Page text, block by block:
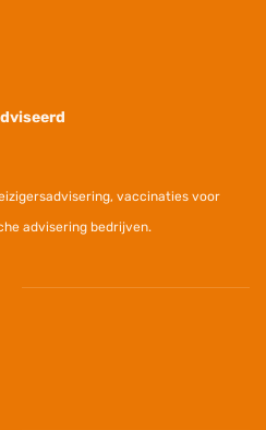
vaccinaties voor
advisering bedrijven.